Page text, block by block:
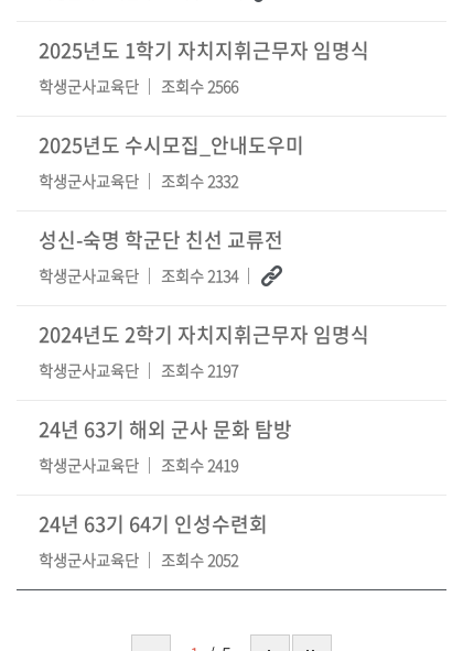
2025년도 1학기 자치지휘근무자 임명식
학생군사교육단 조회수 2566
2025년도 수시모집_안내도우미
학생군사교육단 조회수 2332
성신-숙명 학군단 친선 교류전
학생군사교육단 조회수 2134
2024년도 2학기 자치지휘근무자 임명식
학생군사교육단 조회수 2197
24년 63기 해외 군사 문화 탐방
학생군사교육단 조회수 2419
24년 63기 64기 인성수련회
학생군사교육단 조회수 2052